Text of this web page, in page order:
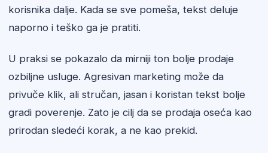
korisnika dalje. Kada se sve pomeša, tekst deluje
naporno i teško ga je pratiti.
U praksi se pokazalo da mirniji ton bolje prodaje
ozbiljne usluge. Agresivan marketing može da
privuče klik, ali stručan, jasan i koristan tekst bolje
gradi poverenje. Zato je cilj da se prodaja oseća kao
prirodan sledeći korak, a ne kao prekid.